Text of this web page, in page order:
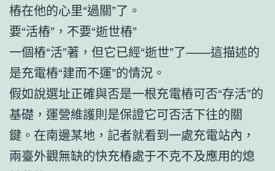
樁在他的心里“過關”了。
要“活樁”，不要“逝世樁”
一個樁“活”著，但它已經“逝世”了——這描述的
是充電樁“建而不運”的情況。
假如說選址正確與否是一根充電樁可否“存活”的
基礎，運營維護則是保證它可否活下往的關
鍵。在南邊某地，記者就看到一處充電站內，
兩臺外觀無缺的快充樁處于不克不及應用的熄